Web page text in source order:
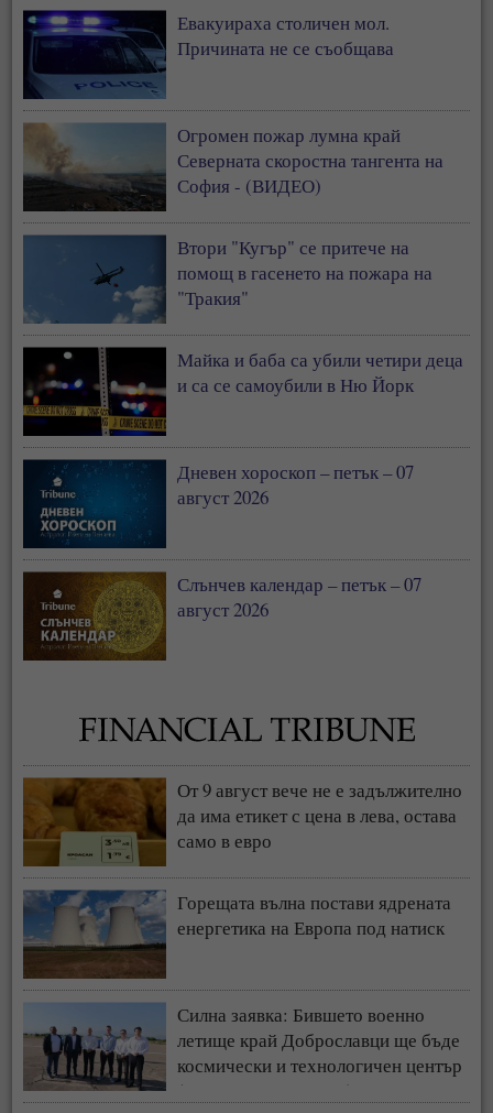
Евакуираха столичен мол.
Причината не се съобщава
Огромен пожар лумна край
Северната скоростна тангента на
София - (ВИДЕО)
Втори "Кугър" се притече на
помощ в гасенето на пожара на
"Тракия"
Майка и баба са убили четири деца
и са се самоубили в Ню Йорк
Дневен хороскоп – петък – 07
август 2026
Слънчев календар – петък – 07
август 2026
От 9 август вече не е задължително
да има етикет с цена в лева, остава
само в евро
Горещата вълна постави ядрената
енергетика на Европа под натиск
Силна заявка: Бившето военно
летище край Доброславци ще бъде
космически и технологичен център
(СНИМКИ + ВИДЕО)